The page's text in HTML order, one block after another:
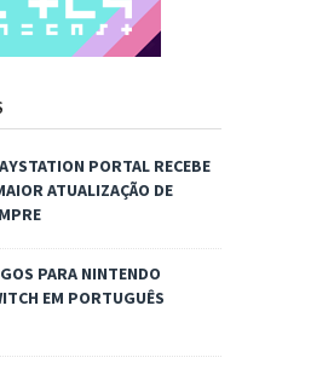
PORTAL RECEBE
ATUALIZAÇÃO DE
PARA NINTENDO
EM PORTUGUÊS